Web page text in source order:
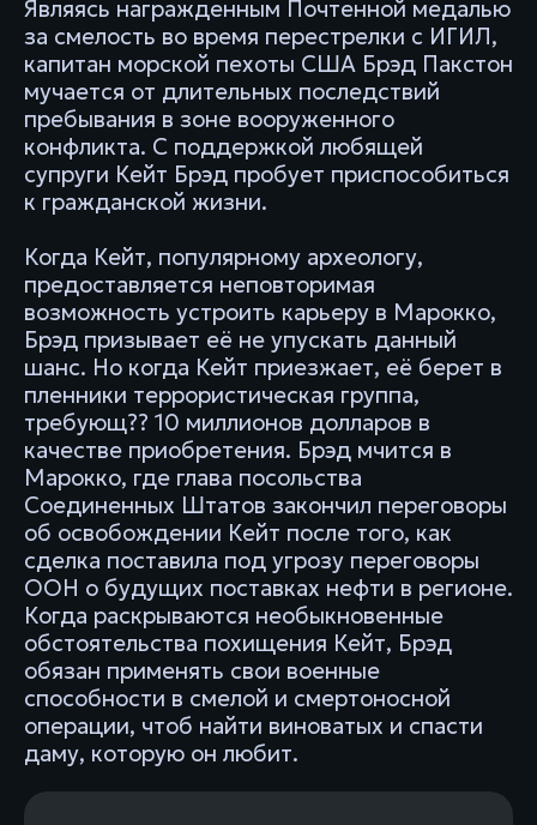
Являясь награжденным Почтенной медалью
за смелость во время перестрелки с ИГИЛ,
капитан морской пехоты США Брэд Пакстон
мучается от длительных последствий
пребывания в зоне вооруженного
конфликта. С поддержкой любящей
супруги Кейт Брэд пробует приспособиться
к гражданской жизни.
Когда Кейт, популярному археологу,
предоставляется неповторимая
возможность устроить карьеру в Марокко,
Брэд призывает её не упускать данный
шанс. Но когда Кейт приезжает, её берет в
пленники террористическая группа,
требующ?? 10 миллионов долларов в
качестве приобретения. Брэд мчится в
Марокко, где глава посольства
Соединенных Штатов закончил переговоры
об освобождении Кейт после того, как
сделка поставила под угрозу переговоры
ООН о будущих поставках нефти в регионе.
Когда раскрываются необыкновенные
обстоятельства похищения Кейт, Брэд
обязан применять свои военные
способности в смелой и смертоносной
операции, чтоб найти виноватых и спасти
даму, которую он любит.